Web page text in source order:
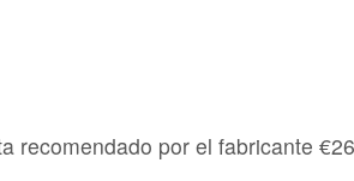
recomendado por el fabricante